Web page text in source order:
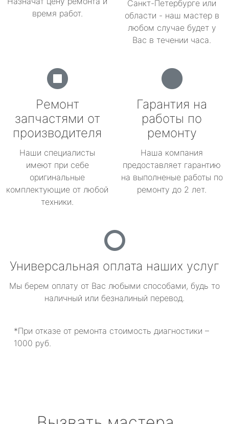
время работ.
Санкт-Петербурге или
области - наш мастер в
любом случае будет у
Вас в течении часа.
Ремонт
запчастями от
производителя
Наши специалисты
имеют при себе
оригинальные
комплектующие от любой
техники.
Гарантия на
работы по
ремонту
Наша компания
предоставляет гарантию
на выполненые работы по
ремонту до 2 лет.
Универсальная оплата наших услуг
Мы берем оплату от Вас любыми способами, будь то
наличный или безналиный перевод.
*При отказе от ремонта стоимость диагностики –
1000 руб.